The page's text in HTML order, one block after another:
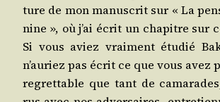
ture de mon manus­crit sur « La
nine », où j’ai écrit un cha­pitre sur
Si vous aviez vrai­ment étu­dié
n’auriez pas écrit ce que vous avez
regret­table que tant de